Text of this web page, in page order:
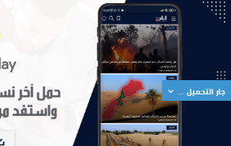
جار التحميل ...